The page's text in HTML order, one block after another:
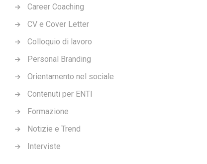
Career Coaching
CV e Cover Letter
Colloquio di lavoro
Personal Branding
Orientamento nel sociale
Contenuti per ENTI
Formazione
Notizie e Trend
Interviste